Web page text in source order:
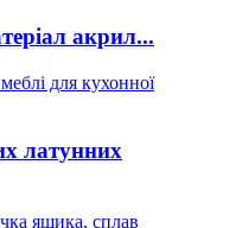
акрил...
латунних